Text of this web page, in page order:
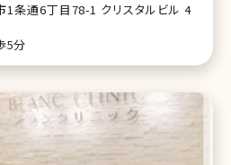
1条通6丁目78-1 クリスタルビル 4
5分